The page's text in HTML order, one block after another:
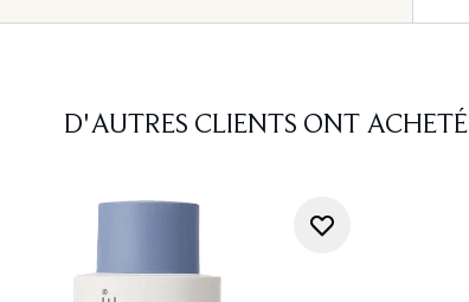
D'AUTRES CLIENTS ONT ACHETÉ